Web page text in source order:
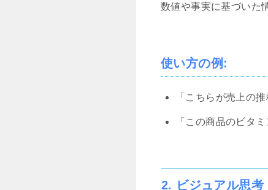
数値や事実に基づいた
使い方の例 :
「こちらが売上の
「この商品のビタ
2. ビジュアル思考